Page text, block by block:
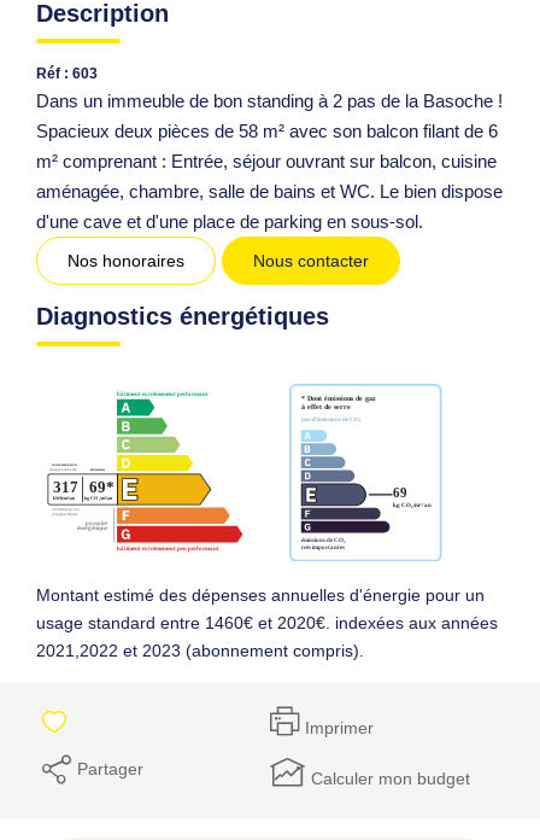
Description
Réf : 603
Dans un immeuble de bon standing à 2 pas de la Basoche !
Spacieux deux pièces de 58 m² avec son balcon filant de 6
m² comprenant : Entrée, séjour ouvrant sur balcon, cuisine
aménagée, chambre, salle de bains et WC. Le bien dispose
d'une cave et d'une place de parking en sous-sol.
Nos honoraires Nous contacter
Diagnostics énergétiques
Montant estimé des dépenses annuelles d'énergie pour un
usage standard entre 1460€ et 2020€. indexées aux années
2021,2022 et 2023 (abonnement compris).
Imprimer
Partager Calculer mon budget